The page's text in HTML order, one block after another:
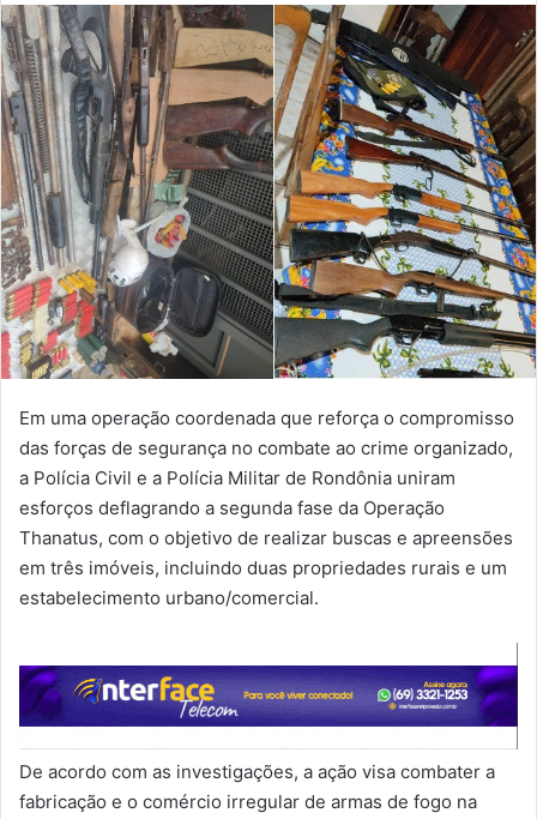
Em uma operação coordenada que reforça o compromisso
das forças de segurança no combate ao crime organizado,
a Polícia Civil e a Polícia Militar de Rondônia uniram
esforços deflagrando a segunda fase da Operação
Thanatus, com o objetivo de realizar buscas e apreensões
em três imóveis, incluindo duas propriedades rurais e um
estabelecimento urbano/comercial.
De acordo com as investigações, a ação visa combater a
fabricação e o comércio irregular de armas de fogo na